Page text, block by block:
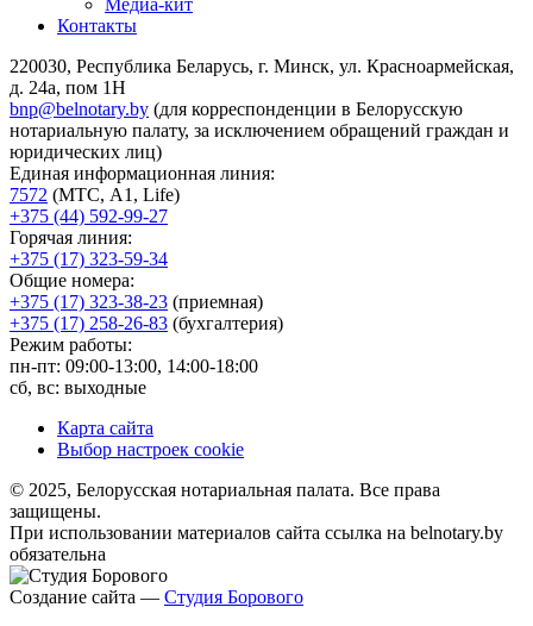
Медиа-кит
Контакты
220030, Республика Беларусь, г. Минск, ул. Красноармейская,
д. 24а, пом 1Н
bnp@belnotary.by (для корреспонденции в Белорусскую
нотариальную палату, за исключением обращений граждан и
юридических лиц)
Единая информационная линия:
7572 (МТС, A1, Life)
+375 (44) 592-99-27
Горячая линия:
+375 (17) 323-59-34
Общие номера:
+375 (17) 323-38-23 (приемная)
+375 (17) 258-26-83 (бухгалтерия)
Режим работы:
пн-пт: 09:00-13:00, 14:00-18:00
сб, вс: выходные
Карта сайта
Выбор настроек cookie
© 2025, Белорусская нотариальная палата. Все права
защищены.
При использовании материалов сайта ссылка на belnotary.by
обязательна
Создание сайта — Студия Борового